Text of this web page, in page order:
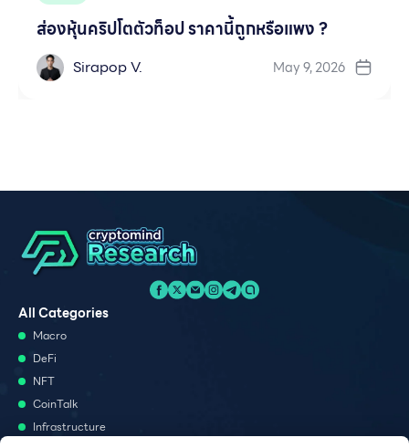
ส่องหุ้นคริปโตตัวท็อป ราคานี้ถูกหรือแพง ?
Sirapop V. May 9, 2026
All Categories
Macro
DeFi
NFT
CoinTalk
Infrastructure